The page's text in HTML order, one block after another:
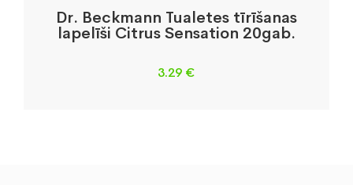
Dr. Beckmann Tualetes tīrīšanas
lapelīši Citrus Sensation 20gab.
3.29 €